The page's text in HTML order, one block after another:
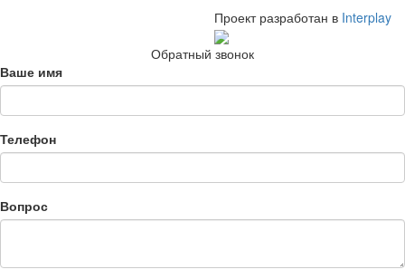
Проект разработан в Interplay
Обратный звонок
Ваше имя
Телефон
Вопрос